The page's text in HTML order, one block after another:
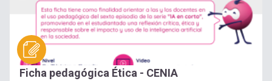
Ficha pedagógica Ética - CENIA